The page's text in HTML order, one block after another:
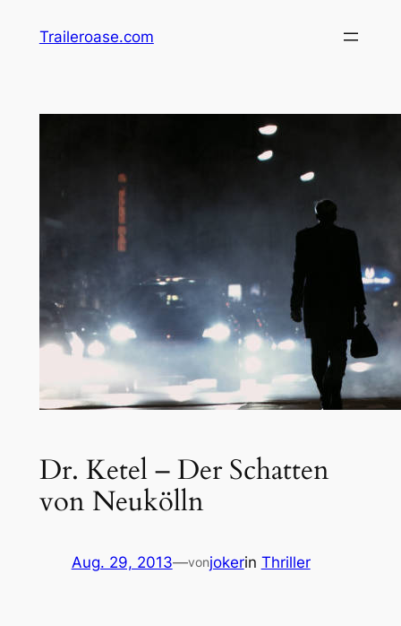
InhaltTraileroase.com
Dr. Ketel – Der Schatten
von Neukölln
Aug. 29, 2013—vonjokerin Thriller